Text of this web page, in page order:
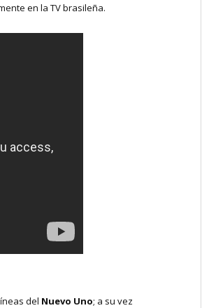
en la TV brasileña.
del Nuevo Uno; a su vez